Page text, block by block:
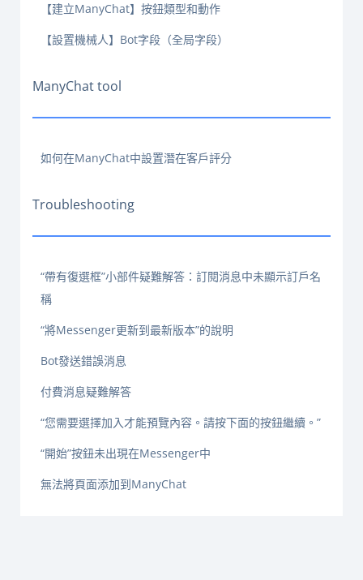
【建立ManyChat】按鈕類型和動作
【設置機械人】Bot字段（全局字段）
ManyChat tool
如何在ManyChat中設置潛在客戶評分
Troubleshooting
“帶有復選框”小部件疑難解答：訂閱消息中未顯示訂戶名
稱
“將Messenger更新到最新版本”的說明
Bot發送錯誤消息
付費消息疑難解答
“您需要選擇加入才能預覽內容。請按下面的按鈕繼續。”
“開始”按鈕未出現在Messenger中
無法將頁面添加到ManyChat